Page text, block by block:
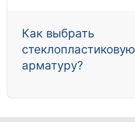
Как выбрать
стеклопластиковую
арматуру?